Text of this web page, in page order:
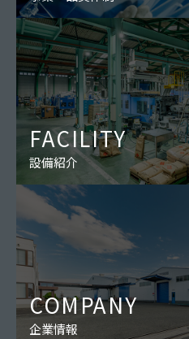
FACILITY
設備紹介
COMPANY
企業情報